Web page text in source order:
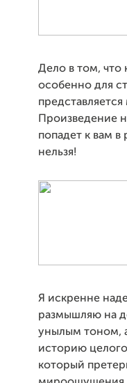
Дело в том, что
особенно для
Произведение
попадет к вам
нельзя!
Я искренне
размышляю на
унылым тоном, а
историю
который